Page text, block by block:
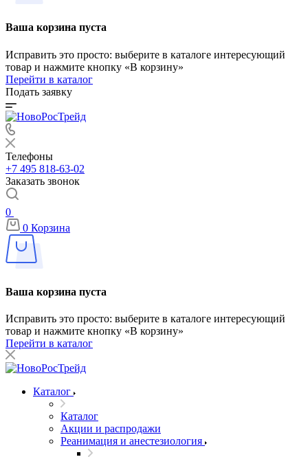
Ваша корзина пуста
Исправить это просто: выберите в каталоге интересующий
товар и нажмите кнопку «В корзину»
Перейти в каталог
Подать заявку
Телефоны
+7 495 818-63-02
Заказать звонок
0
0 Корзина
Ваша корзина пуста
Исправить это просто: выберите в каталоге интересующий
товар и нажмите кнопку «В корзину»
Перейти в каталог
Каталог
Каталог
Акции и распродажи
Реанимация и анестезиология